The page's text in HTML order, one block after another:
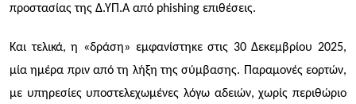
προστασίας της Δ.ΥΠ.Α από phishing επιθέσεις.
Και τελικά, η «δράση» εμφανίστηκε στις 30 Δεκεμβρίου 2025,
μία ημέρα πριν από τη λήξη της σύμβασης. Παραμονές εορτών,
με υπηρεσίες υποστελεχωμένες λόγω αδειών, χωρίς περιθώριο